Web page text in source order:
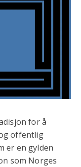
for å
offentlig
er en gylden
som Norges